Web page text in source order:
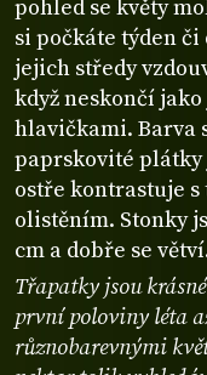
pohled se květy
si počkáte týden
jejich středy
když neskončí
hlavičkami. Barva
paprskovité plátky
ostře kontrastuje
olistěním. Stonky
cm a dobře se
Třapatky jsou
první poloviny léta
různobarevnými